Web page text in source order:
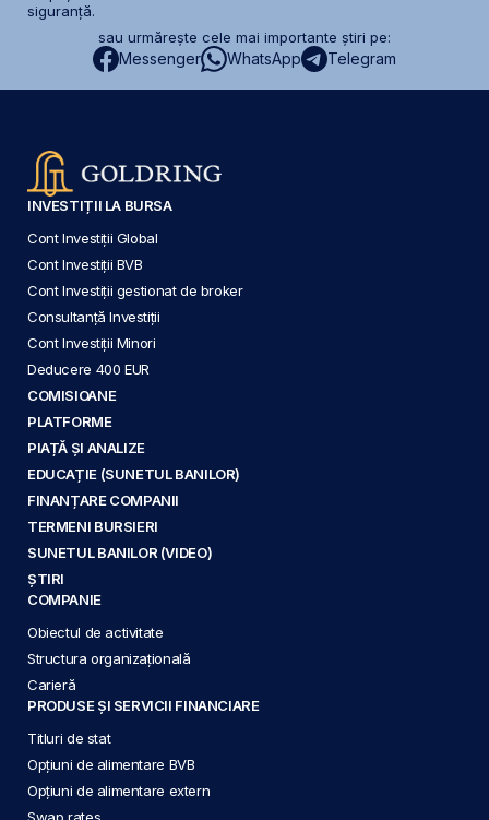
siguranță.
sau urmărește cele mai importante știri pe:
Messenger WhatsApp Telegram
INVESTIȚII LA BURSA
Cont Investiții Global
Cont Investiții BVB
Cont Investiții gestionat de broker
Consultanță Investiții
Cont Investiții Minori
Deducere 400 EUR
COMISIOANE
PLATFORME
PIAȚĂ ȘI ANALIZE
EDUCAȚIE (SUNETUL BANILOR)
FINANȚARE COMPANII
TERMENI BURSIERI
SUNETUL BANILOR (VIDEO)
ȘTIRI
COMPANIE
Obiectul de activitate
Structura organizațională
Carieră
PRODUSE ȘI SERVICII FINANCIARE
Titluri de stat
Opțiuni de alimentare BVB
Opțiuni de alimentare extern
Swap rates